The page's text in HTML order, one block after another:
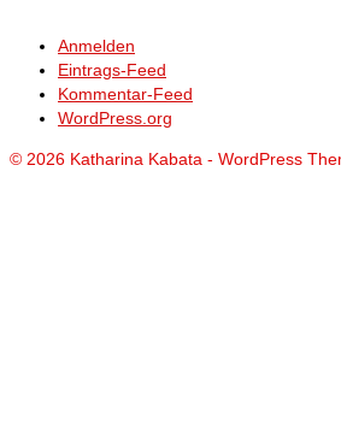
Anmelden
Eintrags-Feed
Kommentar-Feed
WordPress.org
© 2026 Katharina Kabata - WordPress